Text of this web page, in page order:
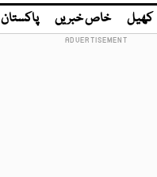
کھیل خاص خبریں پاکستان